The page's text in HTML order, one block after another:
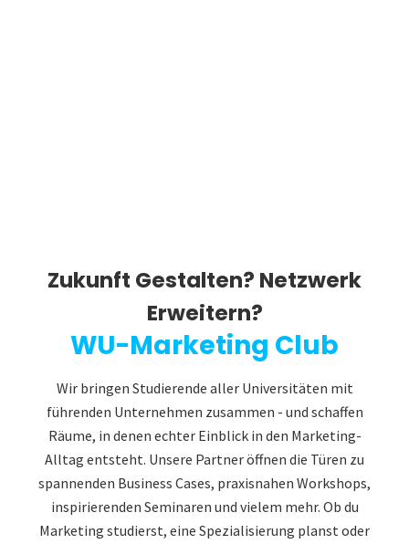
Zukunft Gestalten? Netzwerk
Erweitern?
WU-Marketing Club
Wir bringen Studierende aller Universitäten mit
führenden Unternehmen zusammen - und schaffen
Räume, in denen echter Einblick in den Marketing-
Alltag entsteht. Unsere Partner öffnen die Türen zu
spannenden Business Cases, praxisnahen Workshops,
inspirierenden Seminaren und vielem mehr. Ob du
Marketing studierst, eine Spezialisierung planst oder